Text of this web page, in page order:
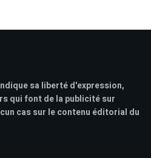
sa liberté d'expression,
qui font de la publicité sur
cas sur le contenu éditorial du